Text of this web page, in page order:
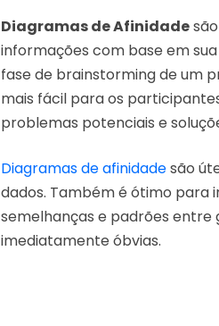
Diagramas de Afinidadesão
informações com base em
fase de brainstorming de um
mais fácil para os
problemas potenciais e
Diagramas de afinidadesão
dados. Também é ótimo para
semelhanças e padrões entre
imediatamente óbvias.